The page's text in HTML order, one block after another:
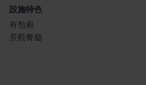
設施特色
有包廂
景觀餐廳